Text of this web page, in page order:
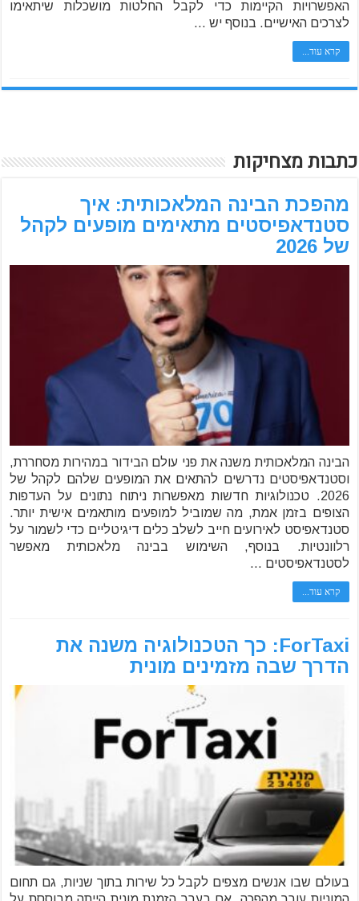
האפשרויות הקיימות כדי לקבל החלטות מושכלות שיתאימו
לצרכים האישיים. בנוסף יש …
קרא עוד...
כתבות מצחיקות
מהפכת הבינה המלאכותית: איך
סטנדאפיסטים מתאימים מופעים לקהל
של 2026
הבינה המלאכותית משנה את פני עולם הבידור במהירות מסחררת,
וסטנדאפיסטים נדרשים להתאים את המופעים שלהם לקהל של
2026. טכנולוגיות חדשות מאפשרות ניתוח נתונים על העדפות
הצופים בזמן אמת, מה שמוביל למופעים מותאמים אישית יותר.
סטנדאפיסט לאירועים חייב לשלב כלים דיגיטליים כדי לשמור על
רלוונטיות. בנוסף, השימוש בבינה מלאכותית מאפשר
לסטנדאפיסטים …
קרא עוד...
ForTaxi: כך הטכנולוגיה משנה את
הדרך שבה מזמינים מונית
בעולם שבו אנשים מצפים לקבל כל שירות בתוך שניות, גם תחום